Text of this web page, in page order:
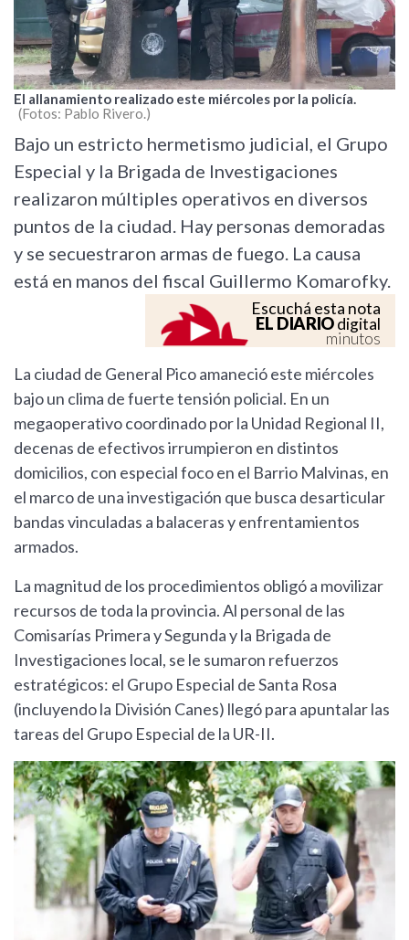
El allanamiento realizado este miércoles por la policía.
Fotos: Pablo Rivero.
Bajo un estricto hermetismo judicial, el Grupo
Especial y la Brigada de Investigaciones
realizaron múltiples operativos en diversos
puntos de la ciudad. Hay personas demoradas
y se secuestraron armas de fuego. La causa
está en manos del fiscal Guillermo Komarofky.
Escuchá esta nota
EL DIARIOdigital
minutos
La ciudad de General Pico amaneció este miércoles
bajo un clima de fuerte tensión policial. En un
megaoperativo coordinado por la Unidad Regional II,
decenas de efectivos irrumpieron en distintos
domicilios, con especial foco en el Barrio Malvinas, en
el marco de una investigación que busca desarticular
bandas vinculadas a balaceras y enfrentamientos
armados.
La magnitud de los procedimientos obligó a movilizar
recursos de toda la provincia. Al personal de las
Comisarías Primera y Segunda y la Brigada de
Investigaciones local, se le sumaron refuerzos
estratégicos: el Grupo Especial de Santa Rosa
(incluyendo la División Canes) llegó para apuntalar las
tareas del Grupo Especial de la UR-II.